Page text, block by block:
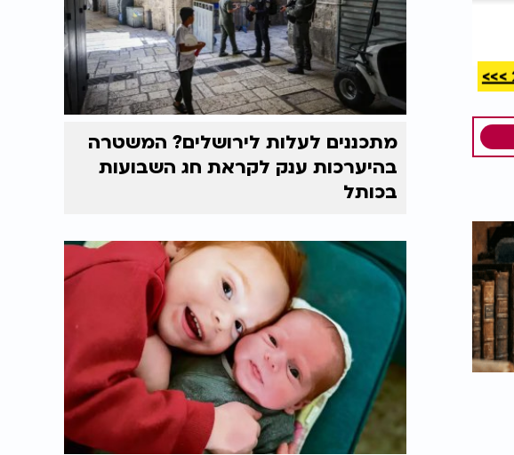
מתכננים לעלות לירושלים? המשטרה
בהיערכות ענק לקראת חג השבועות
בכותל